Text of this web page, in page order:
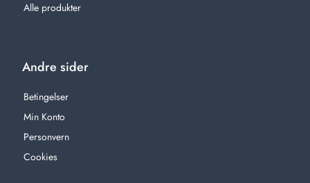
Alle produkter
Andre sider
Betingelser
Min Konto
Personvern
Cookies